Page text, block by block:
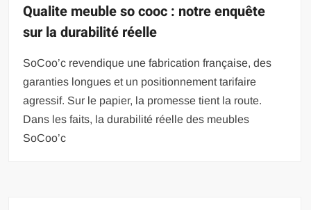
Qualite meuble so cooc : notre enquête
sur la durabilité réelle
SoCoo’c revendique une fabrication française, des
garanties longues et un positionnement tarifaire
agressif. Sur le papier, la promesse tient la route.
Dans les faits, la durabilité réelle des meubles
SoCoo’c